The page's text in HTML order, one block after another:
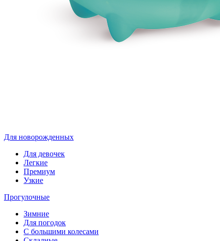
Для новорожденных
Для девочек
Легкие
Премиум
Узкие
Прогулочные
Зимние
Для погодок
С большими колесами